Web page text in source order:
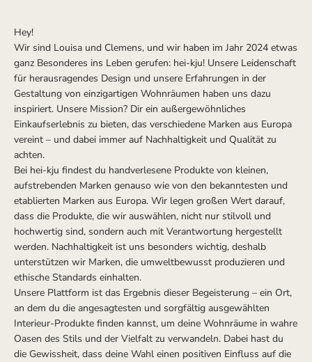
Hey!
Wir sind Louisa und Clemens, und wir haben im Jahr 2024 etwas
ganz Besonderes ins Leben gerufen: hei-kju! Unsere Leidenschaft
für herausragendes Design und unsere Erfahrungen in der
Gestaltung von einzigartigen Wohnräumen haben uns dazu
inspiriert. Unsere Mission? Dir ein außergewöhnliches
Einkaufserlebnis zu bieten, das verschiedene Marken aus Europa
vereint – und dabei immer auf Nachhaltigkeit und Qualität zu
achten.
Bei hei-kju findest du handverlesene Produkte von kleinen,
aufstrebenden Marken genauso wie von den bekanntesten und
etablierten Marken aus Europa. Wir legen großen Wert darauf,
dass die Produkte, die wir auswählen, nicht nur stilvoll und
hochwertig sind, sondern auch mit Verantwortung hergestellt
werden. Nachhaltigkeit ist uns besonders wichtig, deshalb
unterstützen wir Marken, die umweltbewusst produzieren und
ethische Standards einhalten.
Unsere Plattform ist das Ergebnis dieser Begeisterung – ein Ort,
an dem du die angesagtesten und sorgfältig ausgewählten
Interieur-Produkte finden kannst, um deine Wohnräume in wahre
Oasen des Stils und der Vielfalt zu verwandeln. Dabei hast du
die Gewissheit, dass deine Wahl einen positiven Einfluss auf die